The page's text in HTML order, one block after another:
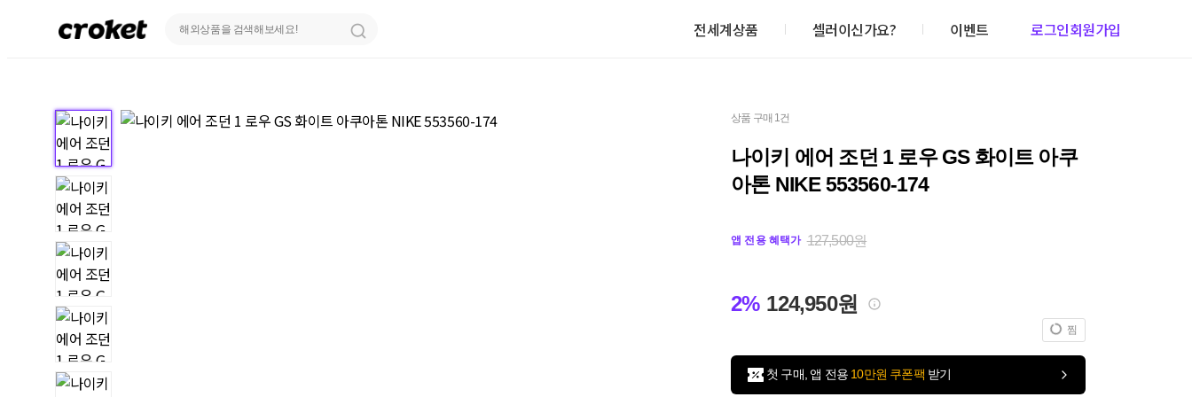
전세계상품 셀러이신가요? 이벤트 로그인회원가입
상품 구매 1건
나이키 에어 조던 1 로우 GS 화이트 아쿠
아톤 NIKE 553560-174
앱 전용 혜택가 127,500원
2% 124,950원
찜
첫 구매, 앱 전용 10만원 쿠폰팩 받기